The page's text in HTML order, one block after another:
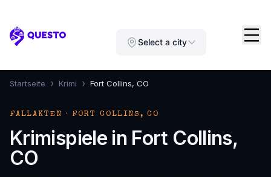
Questo Select a city
Startseite › Krimi › Fort Collins, CO
FALLAKTEN · FORT COLLINS, CO
Krimispiele in Fort Collins,
CO